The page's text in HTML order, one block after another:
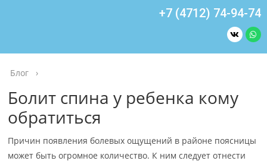
+7 (4712) 74-94-74
Блог ›
Болит спина у ребенка кому
обратиться
Причин появления болевых ощущений в районе поясницы
может быть огромное количество. К ним следует отнести